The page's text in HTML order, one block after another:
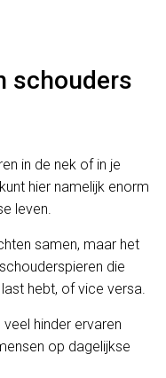
schouders
in de nek of in je
hier namelijk enorm
leven.
samen, maar het
die
hebt, of vice versa.
hinder ervaren
op dagelijkse